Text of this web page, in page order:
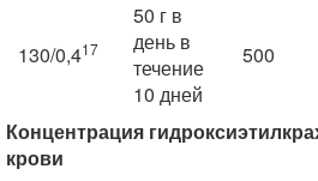
130/0,417
50 г в
день в
течение
10 дней
500
Концентрация
крови